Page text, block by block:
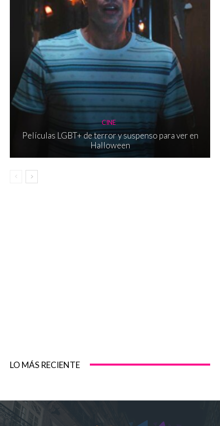
CINE
Películas LGBT+ de terror y suspenso para ver en
Halloween
LO MÁS RECIENTE